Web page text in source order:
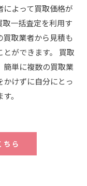
よって買取価格が
一括査定を利用す
取業者から見積も
ができます。 買取
簡単に複数の買取業
けずに自分にとっ
。
ら